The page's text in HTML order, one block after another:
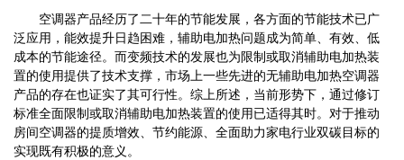
空调器产品经历了二十年的节能发展，各方面的节能技术已广
泛应用，能效提升日趋困难，辅助电加热问题成为简单、有效、低
成本的节能途径。而变频技术的发展也为限制或取消辅助电加热装
置的使用提供了技术支撑，市场上一些先进的无辅助电加热空调器
产品的存在也证实了其可行性。综上所述，当前形势下，通过修订
标准全面限制或取消辅助电加热装置的使用已适得其时。对于推动
房间空调器的提质增效、节约能源、全面助力家电行业双碳目标的
实现既有积极的意义。